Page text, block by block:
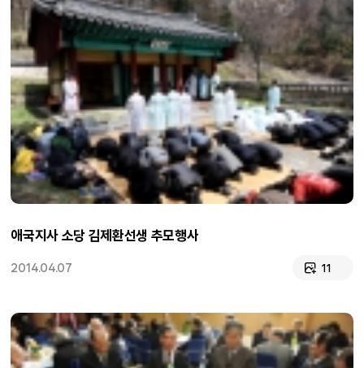
애국지사 소당 김제환선생 추모행사
2014.04.07 11